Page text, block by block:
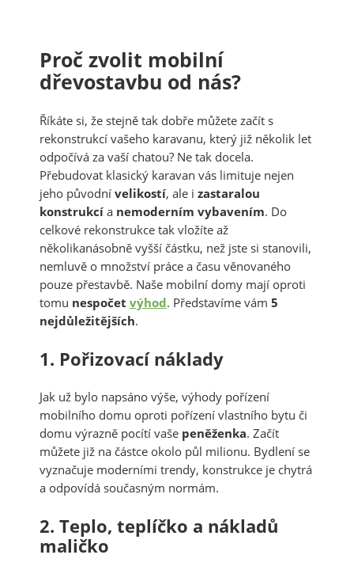
Proč zvolit mobilní
dřevostavbu od nás?
Říkáte si, že stejně tak dobře můžete začít s
rekonstrukcí vašeho karavanu, který již několik let
odpočívá za vaší chatou? Ne tak docela.
Přebudovat klasický karavan vás limituje nejen
jeho původní velikostí, ale i zastaralou
konstrukcí a nemoderním vybavením. Do
celkové rekonstrukce tak vložíte až
několikanásobně vyšší částku, než jste si stanovili,
nemluvě o množství práce a času věnovaného
pouze přestavbě. Naše mobilní domy mají oproti
tomu nespočet výhod. Představíme vám 5
nejdůležitějších.
1. Pořizovací náklady
Jak už bylo napsáno výše, výhody pořízení
mobilního domu oproti pořízení vlastního bytu či
domu výrazně pocítí vaše peněženka. Začít
můžete již na částce okolo půl milionu. Bydlení se
vyznačuje moderními trendy, konstrukce je chytrá
a odpovídá současným normám.
2. Teplo, teplíčko a nákladů
maličko